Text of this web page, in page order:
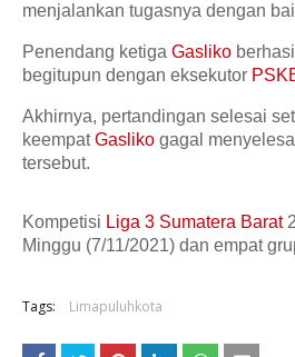
menjalankan tugasnya dengan
Penendang ketiga Gasliko
begitupun dengan eksekutor
Akhirnya, pertandingan selesai
keempatGasliko gagal
tersebut.
Kompetisi Liga 3 Sumatera Barat
Minggu (7/11/2021) dan empat
Tags: Limapuluhkota